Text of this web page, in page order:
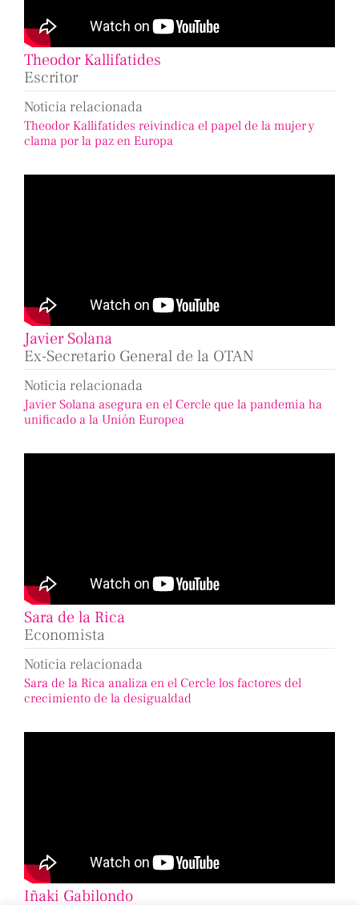
Theodor Kallifatides
Escritor
Noticia relacionada
Theodor Kallifatides reivindica el papel de la mujer y
clama por la paz en Europa
Javier Solana
Ex-Secretario General de la OTAN
Noticia relacionada
Javier Solana asegura en el Cercle que la pandemia ha
unificado a la Unión Europea
Sara de la Rica
Economista
Noticia relacionada
Sara de la Rica analiza en el Cercle los factores del
crecimiento de la desigualdad
Iñaki Gabilondo